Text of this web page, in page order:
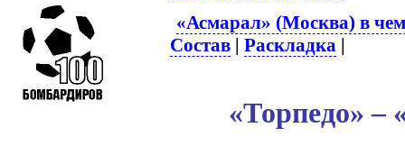
«Асмарал» (Москва) в
Состав |Раскладка |
«Торпедо» –